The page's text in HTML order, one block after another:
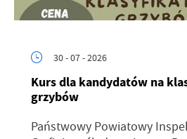
30 - 07 - 2026
Kurs dla kandydatów na
grzybów
Państwowy Powiatowy